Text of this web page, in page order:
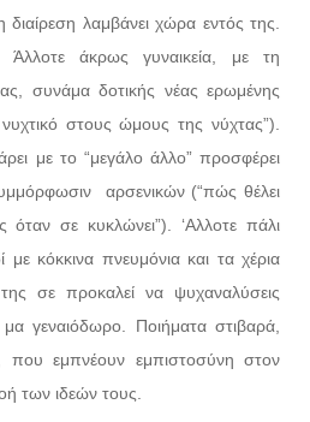
λαμβάνει χώρα εντός της.
Άλλοτε άκρως γυναικεία, με τη
συνάμα δοτικής νέας ερωμένης
στους ώμους της νύχτας”).
με το “μεγάλο άλλο” προσφέρει
αρσενικών (“πώς θέλει
σε κυκλώνει”). ‘Αλλοτε πάλι
κόκκινα πνευμόνια και τα χέρια
σε προκαλεί να ψυχαναλύσεις
γεναιόδωρο. Ποιήματα στιβαρά,
που εμπνέουν εμπιστοσύνη στον
των ιδεών τους.